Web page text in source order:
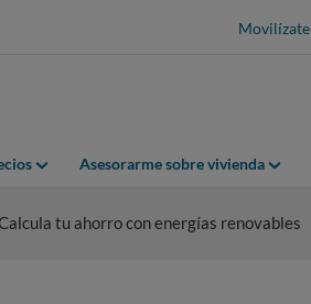
Movilízate
Asesorarme sobre vivienda
tu ahorro con energías renovables